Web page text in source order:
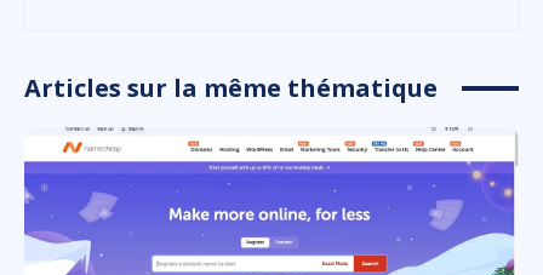
Articles sur la même thématique